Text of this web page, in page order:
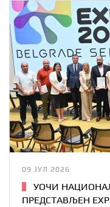
09 ЈУЛ 2026
УОЧИ
ПРЕДСТАВЉЕН